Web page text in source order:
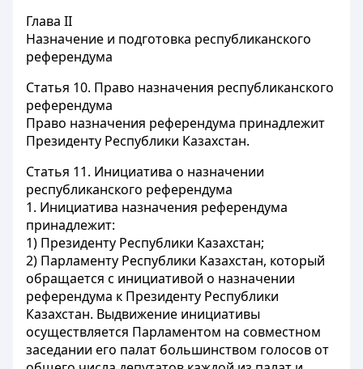
Глава II
Назначение и подготовка республиканского
референдума
Статья 10. Право назначения республиканского
референдума
Право назначения референдума принадлежит
Президенту Республики Казахстан.
Статья 11. Инициатива о назначении
республиканского референдума
1. Инициатива назначения референдума
принадлежит:
1) Президенту Республики Казахстан;
2) Парламенту Республики Казахстан, который
обращается с инициативой о назначении
референдума к Президенту Республики
Казахстан. Выдвижение инициативы
осуществляется Парламентом на совместном
заседании его палат большинством голосов от